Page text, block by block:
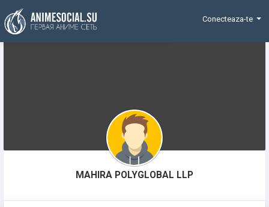
Funding
Conecteaza-te
MAHIRA POLYGLOBAL LLP